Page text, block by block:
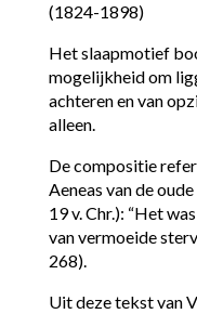
(1824-1898)
Het slaapmotief
mogelijkheid om
achteren en van
alleen.
De compositie
Aeneas van de
19 v. Chr.): “Het
van vermoeide
268).
Uit deze tekst van